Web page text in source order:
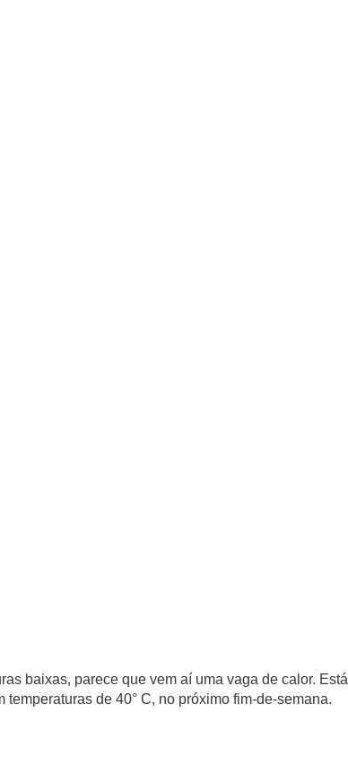
baixas, parece que vem aí uma vaga de calor. Está
de 40° C, no próximo fim-de-semana.